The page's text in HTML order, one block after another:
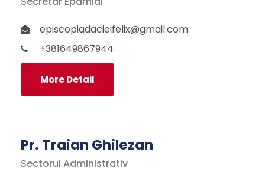
episcopiadacieifelix@gmail.com
+381649867944
More Detail
Pr. Traian Ghilezan
Sectorul Administrativ